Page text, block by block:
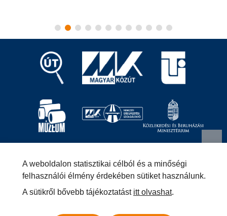
1024 Budapest, Fényes
Elek utca 7-13.
+36 (1) 819-9000 info@kozut.hu
MKNZRT (KRID: 153207128) Hivatali Kapu
A weboldalon statisztikai célból és a minőségi
felhasználói élmény érdekében sütiket használunk.
A sütikről bővebb tájékoztatást itt olvashat.